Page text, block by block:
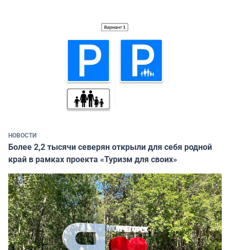
НОВОСТИ
Более 2,2 тысячи северян открыли для себя родной
край в рамках проекта «Туризм для своих»